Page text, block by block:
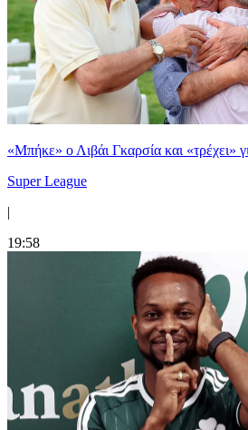
«Μπήκε» ο Λιβάι Γκαρσία και «τρέχει»
Super League
|
19:58